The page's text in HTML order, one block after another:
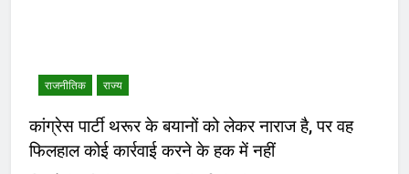
राजनीतिक राज्य
कांग्रेस पार्टी थरूर के बयानों को लेकर नाराज है, पर वह
फिलहाल कोई कार्रवाई करने के हक में नहीं